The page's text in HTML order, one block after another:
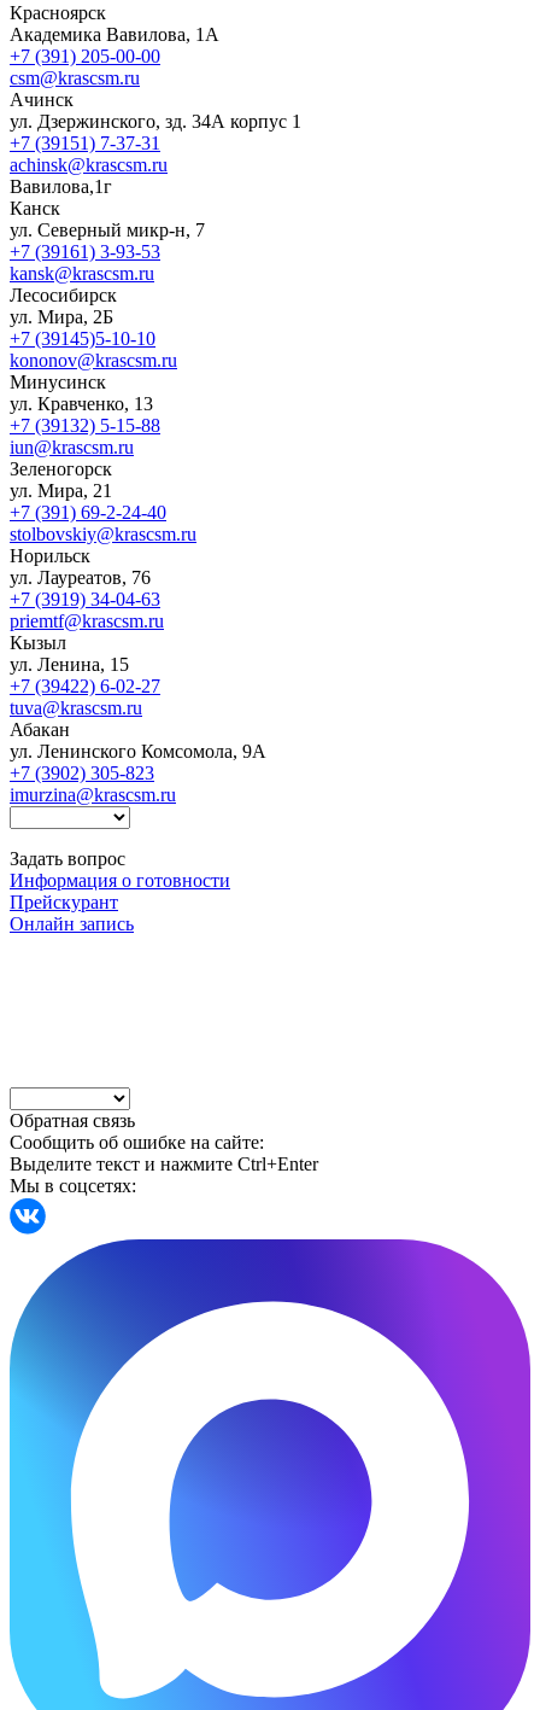
Красноярск
Академика Вавилова, 1А
+7 (391) 205-00-00
csm@krascsm.ru
Ачинск
ул. Дзержинского, зд. 34А корпус 1
+7 (39151) 7-37-31
achinsk@krascsm.ru
Вавилова,1г
Канск
ул. Северный микр-н, 7
+7 (39161) 3-93-53
kansk@krascsm.ru
Лесосибирск
ул. Мира, 2Б
+7 (39145)5-10-10
kononov@krascsm.ru
Минусинск
ул. Кравченко, 13
+7 (39132) 5-15-88
iun@krascsm.ru
Зеленогорск
ул. Мира, 21
+7 (391) 69-2-24-40
stolbovskiy@krascsm.ru
Норильск
ул. Лауреатов, 76
+7 (3919) 34-04-63
priemtf@krascsm.ru
Кызыл
ул. Ленина, 15
+7 (39422) 6-02-27
tuva@krascsm.ru
Абакан
ул. Ленинского Комсомола, 9А
+7 (3902) 305-823
imurzina@krascsm.ru
Задать вопрос
Информация о готовности
Прейскурант
Онлайн запись
Обратная связь
Сообщить об ошибке на сайте:
Выделите текст и нажмите Ctrl+Enter
Мы в соцсетях: